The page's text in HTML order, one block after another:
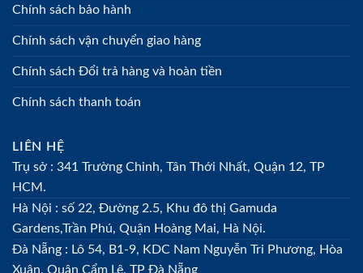
Chính sách bảo hành
Chính sách vận chuyển giao hàng
Chính sách Đổi trả hàng và hoàn tiền
Chính sách thanh toán
LIÊN HỆ
Trụ sở : 341 Trường Chinh, Tân Thới Nhất, Quận 12, TP
HCM.
Hà Nội : số 22, Đường 2.5, Khu đô thị Gamuda
Gardens,Trần Phú, Quận Hoàng Mai, Hà Nội.
Đà Nẵng : Lô 54, B1-9, KDC Nam Nguyễn Tri Phương, Hòa
Xuân, Quận Cẩm Lệ, TP Đà Nẵng